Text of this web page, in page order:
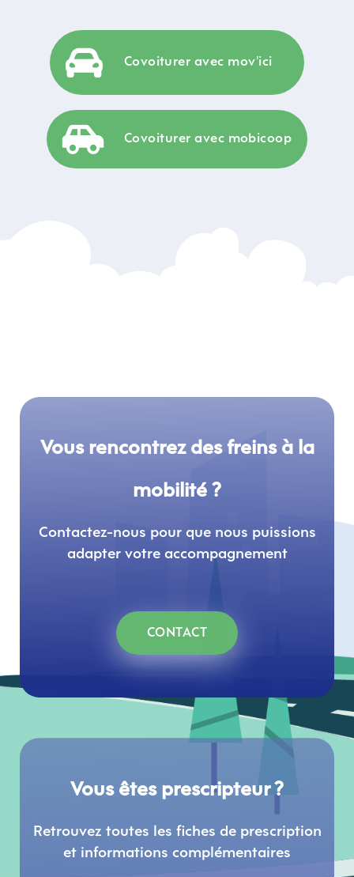
Covoiturer avec mov'ici
Covoiturer avec mobicoop
Vous rencontrez des freins à la
mobilité ?
Contactez-nous pour que nous puissions
adapter votre accompagnement
CONTACT
Vous êtes prescripteur ?
Retrouvez toutes les fiches de prescription
et informations complémentaires